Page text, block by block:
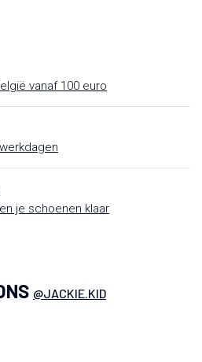
vanaf 100 euro
je schoenen klaar
@JACKIE.KID